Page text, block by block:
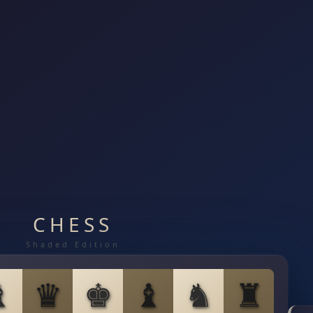
CHESS
Shaded Edition
♛ ♚ ♝ ♞
♜